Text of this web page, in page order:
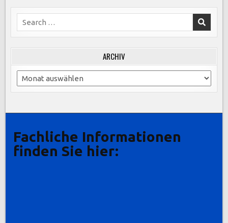
ZU
WETTBEWERBSVORTEILEN
Beiträge
Search
for:
ARCHIV
Archiv
Fachliche Informationen
finden Sie hier: